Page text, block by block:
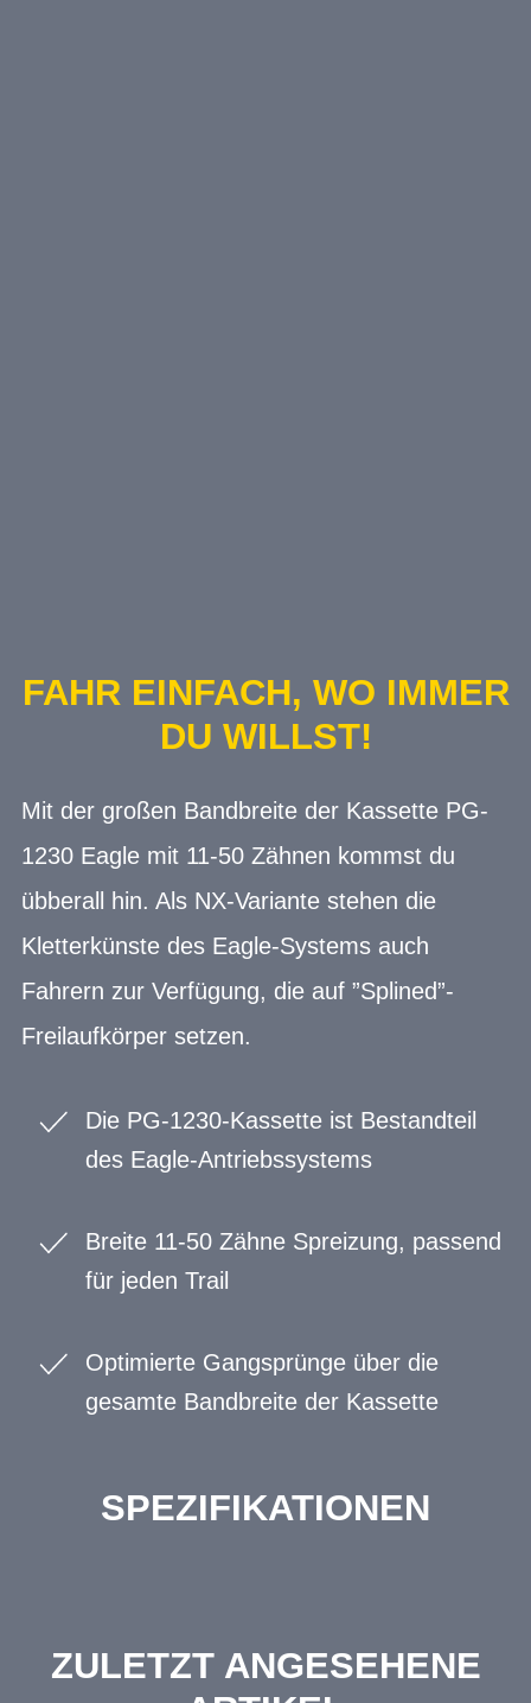
FAHR EINFACH, WO IMMER
DU WILLST!
Mit der großen Bandbreite der Kassette PG-
1230 Eagle mit 11-50 Zähnen kommst du
übberall hin. Als NX-Variante stehen die
Kletterkünste des Eagle-Systems auch
Fahrern zur Verfügung, die auf ”Splined”-
Freilaufkörper setzen.
Die PG-1230-Kassette ist Bestandteil
des Eagle-Antriebssystems
Breite 11-50 Zähne Spreizung, passend
für jeden Trail
Optimierte Gangsprünge über die
gesamte Bandbreite der Kassette
SPEZIFIKATIONEN
ZULETZT ANGESEHENE